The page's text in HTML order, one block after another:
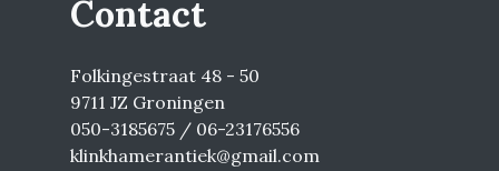
Contact
Folkingestraat 48 - 50
9711 JZ Groningen
050-3185675 / 06-23176556
klinkhamerantiek@gmail.com